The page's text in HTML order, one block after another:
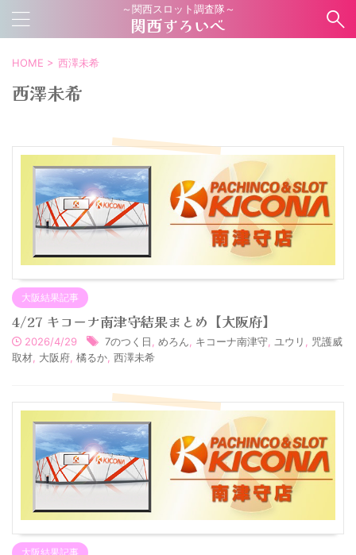
～関西スロット調査隊～
関西すろいべ
HOME > 西澤未希
西澤未希
大阪結果記事
4/27 キコーナ南津守結果まとめ【大阪府】
2026/4/29 7のつく日 めろん キコーナ南津守 ユウリ
咒護威
取材 大阪府 橘るか 西澤未希
大阪結果記事